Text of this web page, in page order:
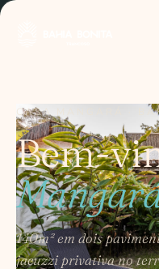
CASA MANGARÁ ·
Bem-
140m² em dois
jacuzzi privativa no